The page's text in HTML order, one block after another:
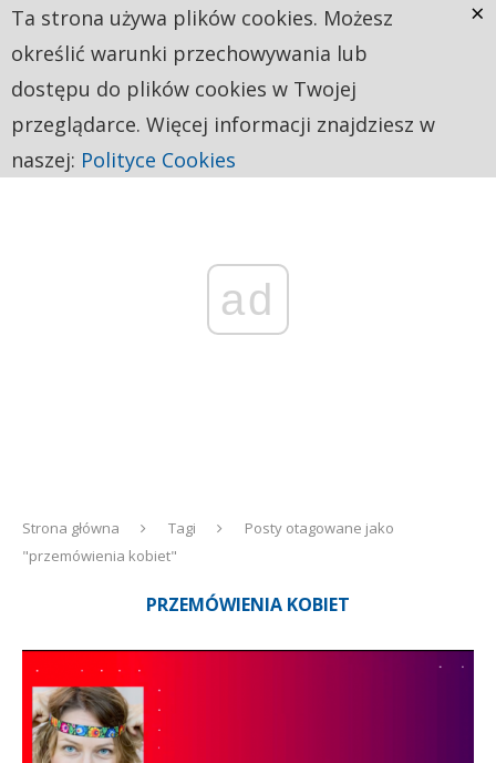
ad
Strona główna Tagi
Posty otagowane jako
"przemówienia kobiet"
PRZEMÓWIENIA KOBIET
Ta strona używa plików cookies. Możesz
określić warunki przechowywania lub
dostępu do plików cookies w Twojej
przeglądarce. Więcej informacji znajdziesz w
naszej: Polityce Cookies
×